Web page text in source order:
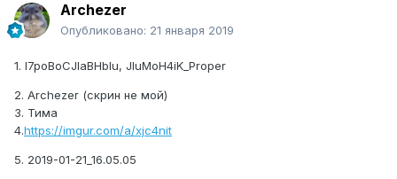
Archezer
Опубликовано: 21 января 2019
1. l7poBoCJlaBHblu, JluMoH4iK_Proper
2. Archezer (скрин не мой)
3. Тима
4.https://imgur.com/a/xjc4nit
5. 2019-01-21_16.05.05